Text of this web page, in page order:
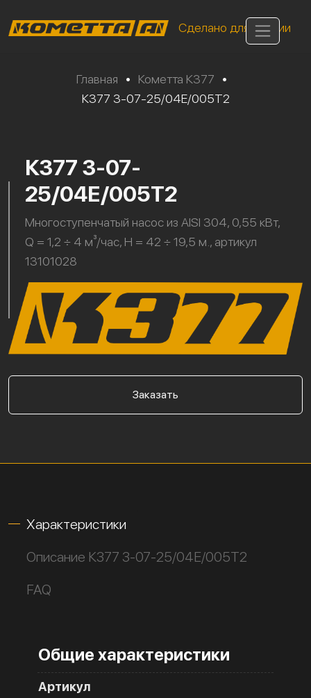
Сделано для России
Главная • Кометта К377
•
К377 3-07-25/04Е/005Т2
К377 3-07-
25/04Е/005Т2
Многоступенчатый насос из AISI 304, 0,55 кВт,
Q = 1,2 ÷ 4 м³/час, H = 42 ÷ 19,5 м., артикул
13101028
Заказать
Характеристики
Описание К377 3-07-25/04Е/005Т2
FAQ
Общие характеристики
Артикул